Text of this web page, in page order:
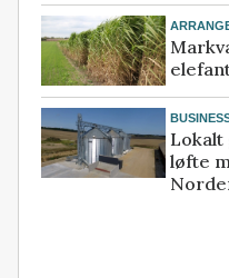
Lokalt
løfte